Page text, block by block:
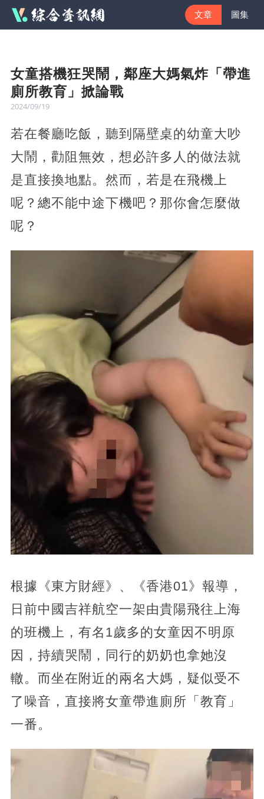
文章 圖集
女童搭機狂哭鬧，鄰座大媽氣炸「帶進
廁所教育」掀論戰
2024/09/19
若在餐廳吃飯，聽到隔壁桌的幼童大吵
大鬧，勸阻無效，想必許多人的做法就
是直接換地點。然而，若是在飛機上
呢？總不能中途下機吧？那你會怎麼做
呢？
根據《東方財經》、《香港01》報導，
日前中國吉祥航空一架由貴陽飛往上海
的班機上，有名1歲多的女童因不明原
因，持續哭鬧，同行的奶奶也拿她沒
轍。而坐在附近的兩名大媽，疑似受不
了噪音，直接將女童帶進廁所「教育」
一番。